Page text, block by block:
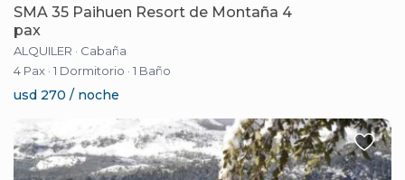
SMA 35 Paihuen Resort de Montaña 4
pax
ALQUILER · Cabaña
4 Pax · 1 Dormitorio · 1 Baño
usd 270 / noche